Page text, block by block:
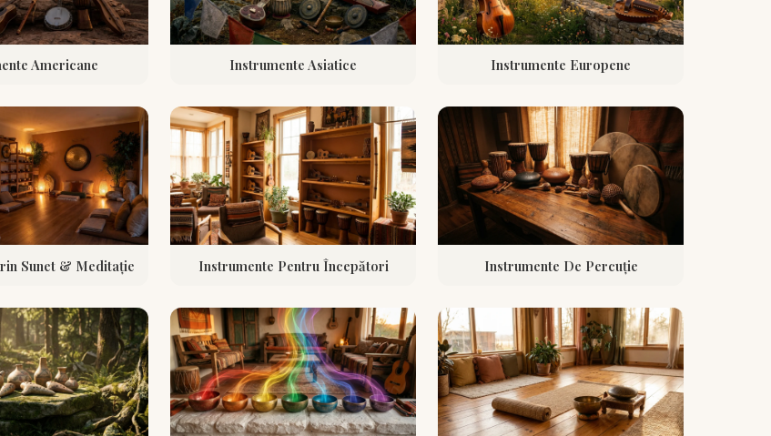
Americane Instrumente Asiatice Instrumente Europene
Sunet & Meditație Instrumente Pentru Începători Instrumente De Percuție